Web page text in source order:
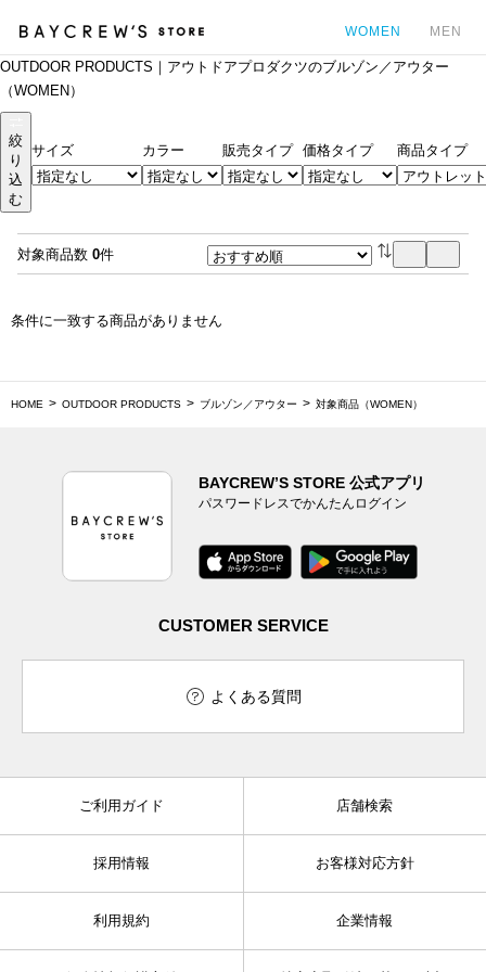
WOMEN MEN
OUTDOOR PRODUCTS｜アウトドアプロダクツのブルゾン／アウター
（WOMEN）
絞
り
込
む
サイズ カラー 販売タイプ 価格タイプ 商品タイプ
対象商品数 0件
条件に一致する商品がありません
HOME OUTDOOR PRODUCTS ブルゾン／アウター 対象商品（WOMEN）
BAYCREW’S STORE 公式アプリ
パスワードレスでかんたんログイン
CUSTOMER SERVICE
よくある質問
ご利用ガイド 店舗検索
採用情報 お客様対応方針
利用規約 企業情報